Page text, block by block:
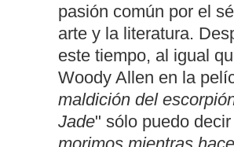
pasión común por el
arte y la literatura.
este tiempo, al igual
Woody Allen en la
maldición del
Jade" sólo puedo